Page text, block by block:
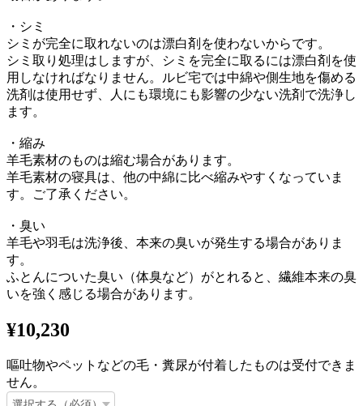
・シミ
シミが完全に取れないのは漂白剤を使わないからです。
シミ取り処理はしますが、シミを完全に取るには漂白剤を使
用しなければなりません。ルビ宅では中綿や側生地を傷める
洗剤は使用せず、人にも環境にも影響の少ない洗剤で洗浄し
ます。
・縮み
羊毛素材のものは縮む場合があります。
羊毛素材の寝具は、他の中綿に比べ縮みやすくなっていま
す。ご了承ください。
・臭い
羊毛や羽毛は洗浄後、本来の臭いが発生する場合がありま
す。
ふとんについた臭い（体臭など）がとれると、繊維本来の臭
いを強く感じる場合があります。
¥10,230
嘔吐物やペットなどの毛・糞尿が付着したものは受付できま
せん。